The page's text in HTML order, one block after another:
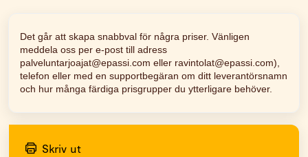
Det går att skapa snabbval för några priser. Vänligen
meddela oss per e-post till adress
palveluntarjoajat@epassi.com eller ravintolat@epassi.com),
telefon eller med en supportbegäran om ditt leverantörsnamn
och hur många färdiga prisgrupper du ytterligare behöver.
Skriv ut